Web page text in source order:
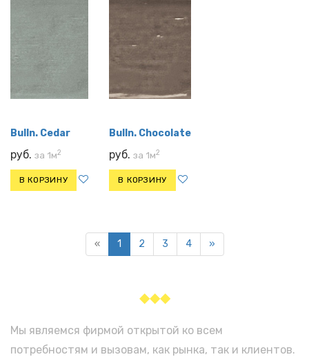
Bulln. Cedar
руб. за 1м2
В КОРЗИНУ
Bulln. Chocolate
руб.за 1м2
В КОРЗИНУ
« 1 2 3 4 »
◆◆◆
Мы являемся фирмой открытой ко всем
потребностям и вызовам, как рынка, так и клиентов.